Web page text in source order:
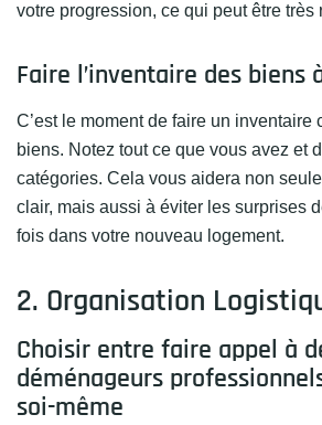
votre progression, ce qui peut être très
Faire l’inventaire des biens
C’est le moment de faire un inventaire
biens. Notez tout ce que vous avez et
catégories. Cela vous aidera non
clair, mais aussi à éviter les surprises
fois dans votre nouveau logement.
2. Organisation
Choisir entre faire appel à
déménageurs
soi-même